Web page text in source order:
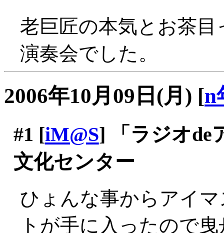
老巨匠の本気とお茶
演奏会でした。
2006年10月09日(月) [n
#1 [iM@S] 「ラジオde
文化センター
ひょんな事からアイ
トが手に入ったので